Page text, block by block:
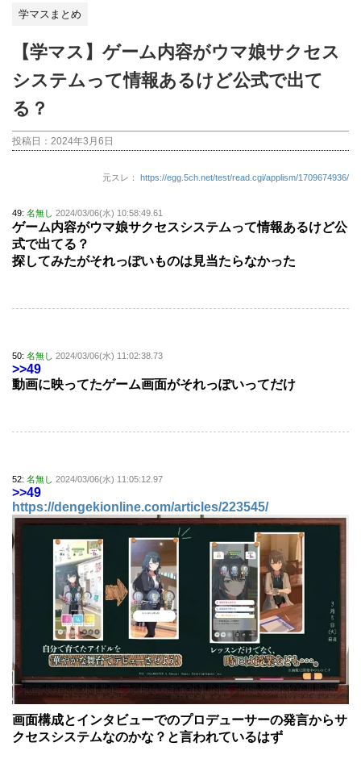
学マスまとめ
【学マス】ゲーム内容がウマ娘サクセス
システムって情報あるけど公式で出て
る？
投稿日： 2024年3月6日
元スレ： https://egg.5ch.net/test/read.cgi/applism/1709674936/
49: 名無し 2024/03/06(水) 10:58:49.61
ゲーム内容がウマ娘サクセスシステムって情報あるけど公
式で出てる？
探してみたがそれっぽいものは見当たらなかった
50: 名無し 2024/03/06(水) 11:02:38.73
>>49
動画に映ってたゲーム画面がそれっぽいってだけ
52: 名無し 2024/03/06(水) 11:05:12.97
>>49
https://dengekionline.com/articles/223545/
画面構成とインタビューでのプロデューサーの発言からサ
クセスシステムなのかな？と言われているはず